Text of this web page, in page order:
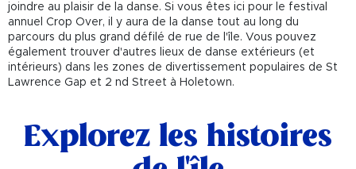
joindre au plaisir de la danse. Si vous êtes ici pour le festival
annuel Crop Over, il y aura de la danse tout au long du
parcours du plus grand défilé de rue de l'île. Vous pouvez
également trouver d'autres lieux de danse extérieurs (et
intérieurs) dans les zones de divertissement populaires de St
Lawrence Gap et 2 nd Street à Holetown.
Explorez les histoires